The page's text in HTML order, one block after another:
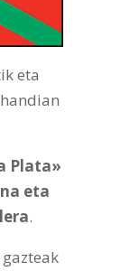
eta
Plata»
eta
.